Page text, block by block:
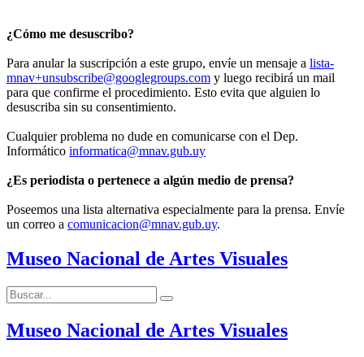
¿Cómo me desuscribo?
Para anular la suscripción a este grupo, envíe un mensaje a lista-
mnav+unsubscribe@googlegroups.com y luego recibirá un mail
para que confirme el procedimiento. Esto evita que alguien lo
desuscriba sin su consentimiento.
Cualquier problema no dude en comunicarse con el Dep.
Informático informatica@mnav.gub.uy
¿Es periodista o pertenece a algún medio de prensa?
Poseemos una lista alternativa especialmente para la prensa. Envíe
un correo a comunicacion@mnav.gub.uy.
Museo Nacional de Artes Visuales
Buscar:
Buscar
Museo Nacional de Artes Visuales